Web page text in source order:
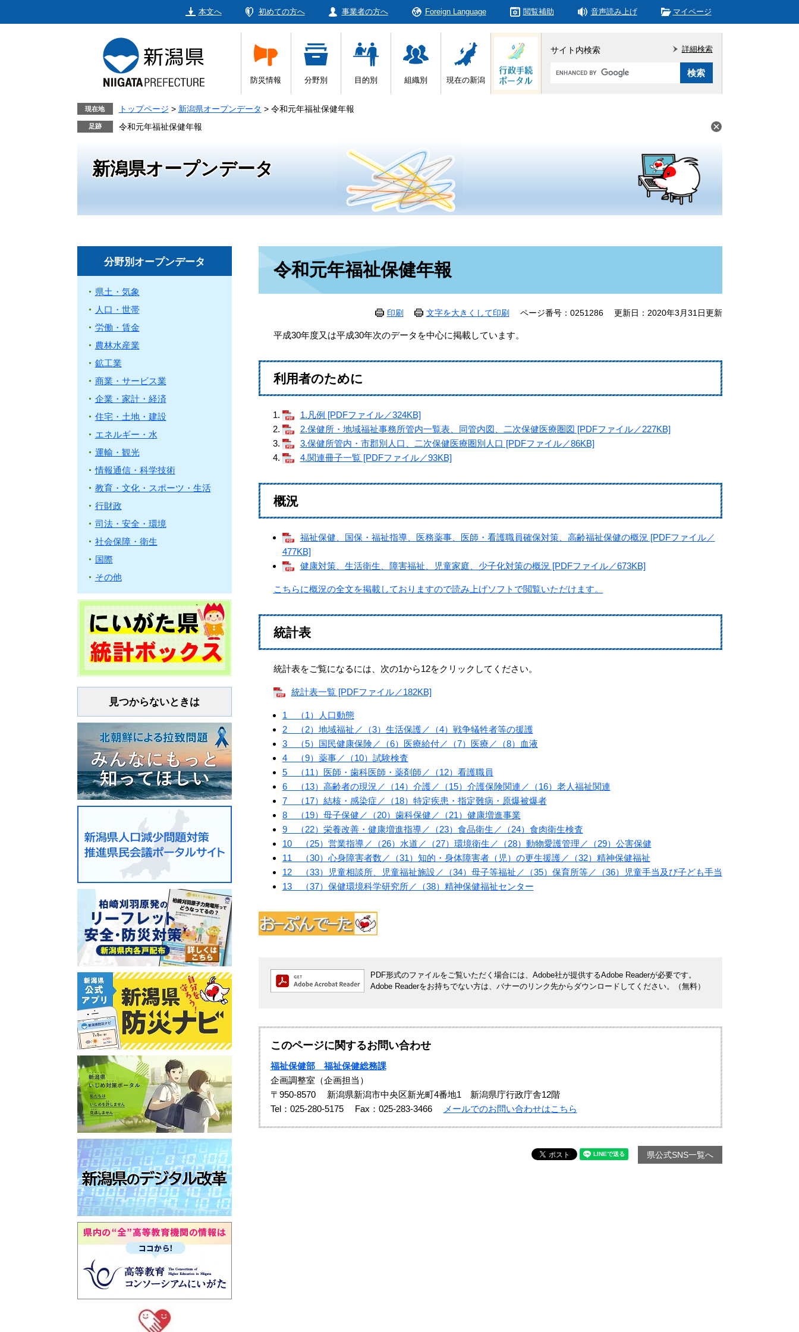
本文へ 初めての方へ 事業者の方へ Foreign Language 閲覧補助 音声読み上げ マイページ
防災情報 分野別 目的別 組織別 現在の新潟
サイト内検索
Google
詳細検索
現在地 トップページ > 新潟県オープンデータ > 令和元年福祉保健年報
令和元年福祉保健年報
新潟県オープンデータ
令和元年福祉保健年報
印刷 文字を大きくして印刷 ページ番号：0251286 更新日：2020年3月31日更新
平成30年度又は平成30年次のデータを中心に掲載しています。
利用者のために
1.凡例 [PDFファイル／324KB]
2.保健所・地域福祉事務所管内一覧表、同管内図、二次保健医療圏図 [PDFファイル／227KB]
3.保健所管内・市郡別人口、二次保健医療圏別人口 [PDFファイル／86KB]
4.関連冊子一覧 [PDFファイル／93KB]
概況
福祉保健、国保・福祉指導、医務薬事、医師・看護職員確保対策、高齢福祉保健の概況 [PDFファイル／
477KB]
健康対策、生活衛生、障害福祉、児童家庭、少子化対策の概況 [PDFファイル／673KB]
こちらに概況の全文を掲載しておりますので読み上げソフトで閲覧いただけます。
統計表
統計表をご覧になるには、次の1から12をクリックしてください。
統計表一覧 [PDFファイル／182KB]
1 （1）人口動態
2 （2）地域福祉／（3）生活保護／（4）戦争犠牲者等の援護
3 （5）国民健康保険／（6）医療給付／（7）医療／（8）血液
4 （9）薬事／（10）試験検査
5 （11）医師・歯科医師・薬剤師／（12）看護職員
6 （13）高齢者の現況／（14）介護／（15）介護保険関連／（16）老人福祉関連
7 （17）結核・感染症／（18）特定疾患・指定難病・原爆被爆者
8 （19）母子保健／（20）歯科保健／（21）健康増進事業
9 （22）栄養改善・健康増進指導／（23）食品衛生／（24）食肉衛生検査
10 （25）営業指導／（26）水道／（27）環境衛生／（28）動物愛護管理／（29）公害保健
11 （30）心身障害者数／（31）知的・身体障害者（児）の更生援護／（32）精神保健福祉
12 （33）児童相談所、児童福祉施設／（34）母子等福祉／（35）保育所等／（36）児童手当及び子ども手当
13 （37）保健環境科学研究所／（38）精神保健福祉センター
PDF形式のファイルをご覧いただく場合には、Adobe社が提供するAdobe Readerが必要です。
Adobe Readerをお持ちでない方は、バナーのリンク先からダウンロードしてください。（無料）
このページに関するお問い合わせ
福祉保健部 福祉保健総務課
企画調整室（企画担当）
〒950-8570
新潟県新潟市中央区新光町4番地1 新潟県庁行政庁舎12階
Tel：025-280-5175
Fax：025-283-3466 メールでのお問い合わせはこちら
県公式SNS一覧へ
分野別オープンデータ
県土・気象
人口・世帯
労働・賃金
農林水産業
鉱工業
商業・サービス業
企業・家計・経済
住宅・土地・建設
エネルギー・水
運輸・観光
情報通信・科学技術
教育・文化・スポーツ・生活
行財政
司法・安全・環境
社会保障・衛生
国際
その他
見つからないときは